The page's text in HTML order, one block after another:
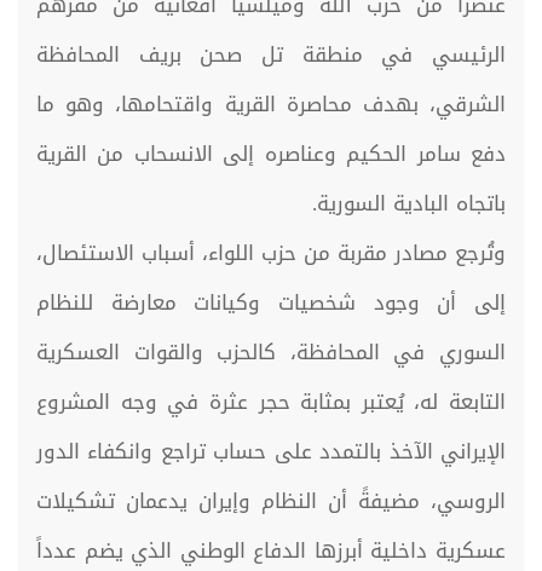
الرئيسي في منطقة تل صحن بريف المحافظة
الشرقي، بهدف محاصرة القرية واقتحامها، وهو ما
دفع سامر الحكيم وعناصره إلى الانسحاب من القرية
باتجاه البادية السورية.
وتُرجع مصادر مقربة من حزب اللواء، أسباب الاستئصال،
إلى أن وجود شخصيات وكيانات معارضة للنظام
السوري في المحافظة، كالحزب والقوات العسكرية
التابعة له، يُعتبر بمثابة حجر عثرة في وجه المشروع
الإيراني الآخذ بالتمدد على حساب تراجع وانكفاء الدور
الروسي، مضيفةً أن النظام وإيران يدعمان تشكيلات
عسكرية داخلية أبرزها الدفاع الوطني الذي يضم عدداً